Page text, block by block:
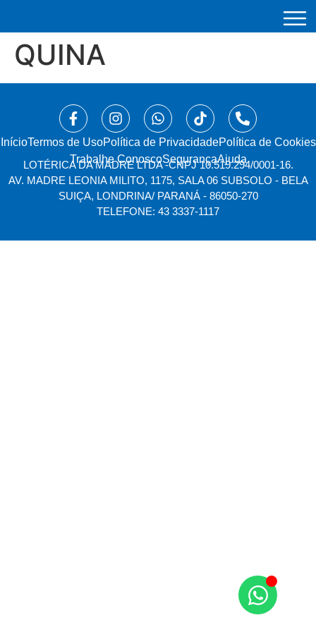
QUINA
Início⁠Termos de UsoPolítica de PrivacidadePolítica de Cookies
Trabalhe ConoscoSegurançaAjuda
LOTÉRICA DA MADRE LTDA -CNPJ 10.519.294/0001-16.
AV. MADRE LEONIA MILITO, 1175, SALA 06 SUBSOLO - BELA
SUIÇA, LONDRINA/ PARANÁ - 86050-270
TELEFONE: 43 3337-1117